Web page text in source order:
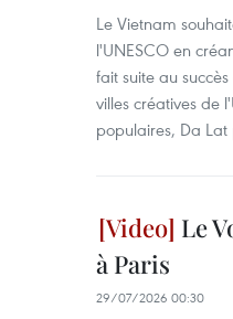
Le Vietnam
l'UNESCO en
fait suite au
villes créatives de
populaires, Da
Le
à Paris
29/07/2026 00:30